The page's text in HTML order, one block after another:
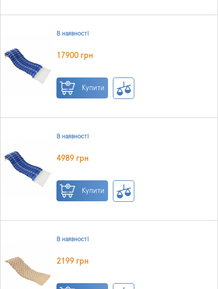
В наявності
17900 грн
Купити
В наявності
4989 грн
Купити
В наявності
2199 грн